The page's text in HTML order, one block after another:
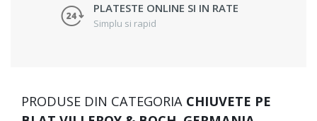
PLATESTE ONLINE SI IN RATE
Simplu si rapid
PRODUSE DIN CATEGORIA CHIUVETE PE